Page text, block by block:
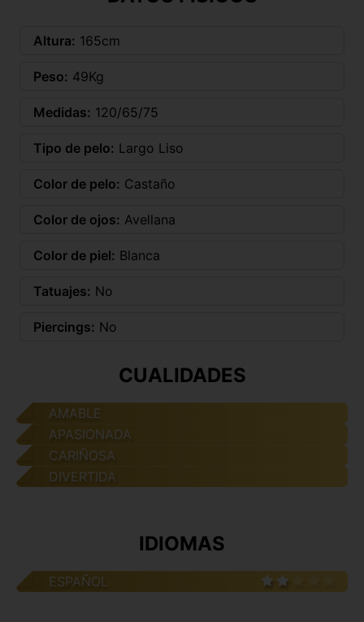
Altura: 165cm
Peso: 49Kg
Medidas: 120/65/75
Tipo de pelo: Largo Liso
Color de pelo: Castaño
Color de ojos: Avellana
Color de piel: Blanca
Tatuajes: No
Piercings: No
CUALIDADES
AMABLE
APASIONADA
CARIÑOSA
DIVERTIDA
IDIOMAS
ESPAÑOL